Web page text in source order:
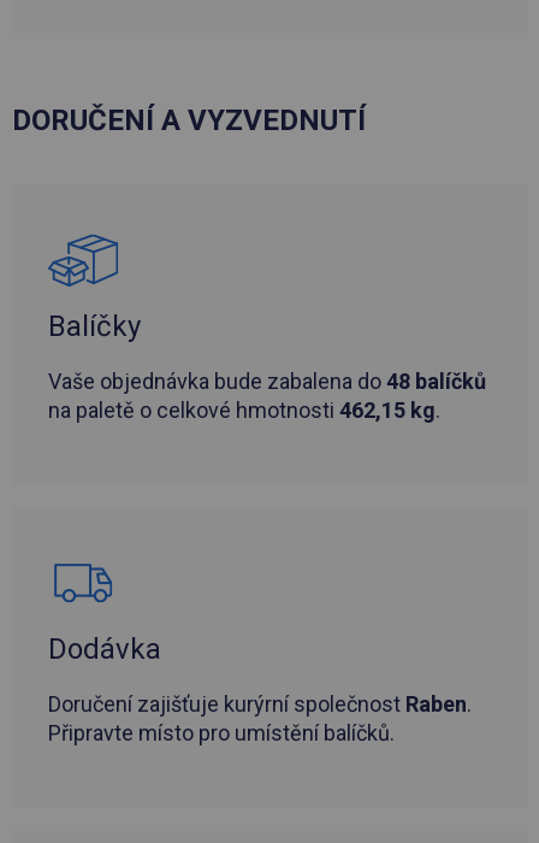
DORUČENÍ A VYZVEDNUTÍ
Balíčky
Vaše objednávka bude zabalena do48 balíčků
na paletě o celkové hmotnosti 462,15 kg.
Dodávka
Doručení zajišťuje kurýrní společnost Raben.
Připravte místo pro umístění balíčků.